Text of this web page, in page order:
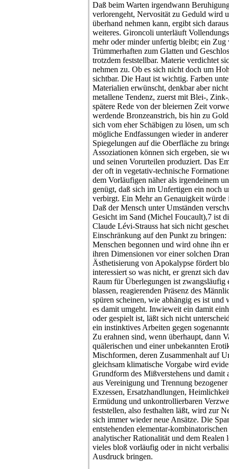
Daß beim Warten irgendwann
verlorengeht, Nervosität zu Geduld wird
überhand nehmen kann, ergibt sich
weiteres. Gironcoli unterläuft
mehr oder minder unfertig bleibt; ein Zug
Trümmerhaften zum Glatten und
trotzdem feststellbar. Materie verdichtet
nehmen zu. Ob es sich nicht doch um
sichtbar. Die Haut ist wichtig. Farben
Materialien erwünscht, denkbar aber
metallene Tendenz, zuerst mit Blei-,
spätere Rede von der bleiernen Zeit
werdende Bronzeanstrich, bis hin zu
sich vom eher Schäbigen zu lösen, um
mögliche Endfassungen wieder in
Spiegelungen auf die Oberfläche zu
Assoziationen können sich ergeben, sie
und seinen Vorurteilen produziert. Das
der oft in vegetativ-technische
dem Vorläufigen näher als irgendeinem
genügt, daß sich im Unfertigen ein noch
verbirgt. Ein Mehr an Genauigkeit
Daß der Mensch unter Umständen
Gesicht im Sand (Michel Foucault),7 ist
Claude Lévi-Strauss hat sich nicht
Einschränkung auf den Punkt zu
Menschen begonnen und wird ohne ihn
ihren Dimensionen vor einer solchen
Ästhetisierung von Apokalypse fördert
interessiert so was nicht, er grenzt sich
Raum für Überlegungen ist zwangsläufig
blassen, reagierenden Präsenz des
spüren scheinen, wie abhängig es ist und
es damit umgeht. Inwieweit ein damit
oder gespielt ist, läßt sich nicht
ein instinktives Arbeiten gegen
Zu erahnen sind, wenn überhaupt, dann
quälerischen und einer unbekannten
Mischformen, deren Zusammenhalt auf
gleichsam klimatische Vorgabe wird
Grundform des Mißverstehens und damit
aus Vereinigung und Trennung
Exzessen, Ersatzhandlungen,
Ermüdung und unkontrollierbaren
feststellen, also festhalten läßt, wird zur
sich immer wieder neue Ansätze. Die
entstehenden elementar-
analytischer Rationalität und dem Realen
vieles bloß vorläufig oder in nicht
Ausdruck bringen.